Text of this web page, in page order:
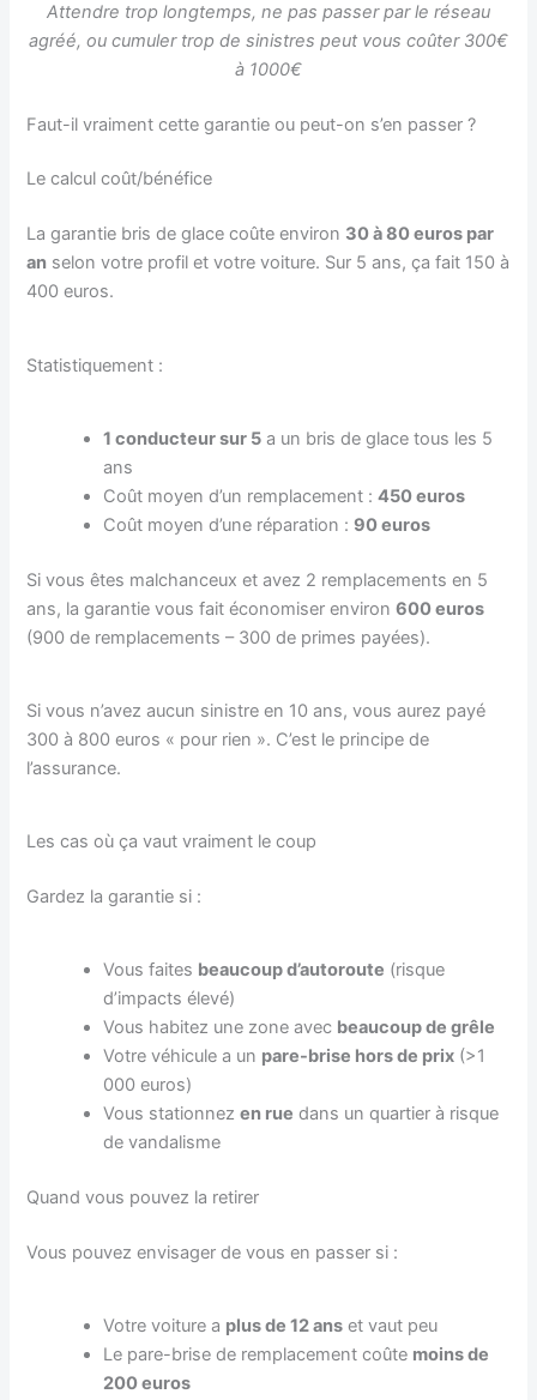
Attendre trop longtemps, ne pas passer par le réseau
agréé, ou cumuler trop de sinistres peut vous coûter 300€
à 1000€
Faut-il vraiment cette garantie ou peut-on s’en passer ?
Le calcul coût/bénéfice
La garantie bris de glace coûte environ 30 à 80 euros par
an selon votre profil et votre voiture. Sur 5 ans, ça fait 150 à
400 euros.
Statistiquement :
1 conducteur sur 5 a un bris de glace tous les 5
ans
Coût moyen d’un remplacement :450 euros
Coût moyen d’une réparation : 90 euros
Si vous êtes malchanceux et avez 2 remplacements en 5
ans, la garantie vous fait économiser environ600 euros
(900 de remplacements – 300 de primes payées).
Si vous n’avez aucun sinistre en 10 ans, vous aurez payé
300 à 800 euros « pour rien ». C’est le principe de
l’assurance.
Les cas où ça vaut vraiment le coup
Gardez la garantie si :
Vous faites beaucoup d’autoroute (risque
d’impacts élevé)
Vous habitez une zone avec beaucoup de grêle
Votre véhicule a un pare-brise hors de prix (>1
000 euros)
Vous stationnezen rue dans un quartier à risque
de vandalisme
Quand vous pouvez la retirer
Vous pouvez envisager de vous en passer si :
Votre voiture a plus de 12 ans et vaut peu
Le pare-brise de remplacement coûte moins de
200 euros